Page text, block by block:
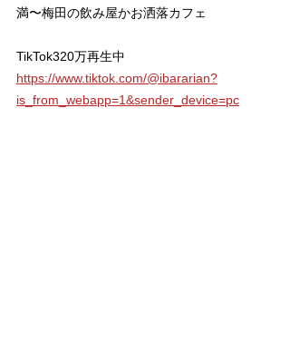
満〜梅田の飲み屋かお洒落カフェ
TikTok320万再生中
https://www.tiktok.com/@ibararian?
is_from_webapp=1&sender_device=pc